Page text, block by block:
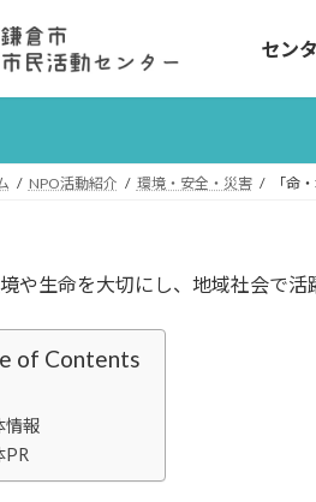
セン
NPO活動紹介 環境・安全・災害 「命
や生命を大切にし、地域社会で活
of Contents
情報
PR